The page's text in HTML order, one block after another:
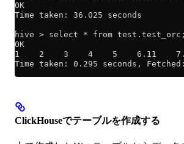
OK
Time taken: 36.025 seconds
hive > select * from test.test_orc;
OK
1    2    3    4    5    6.11
Time taken: 0.295 seconds,
ClickHouseでテーブルを作成する